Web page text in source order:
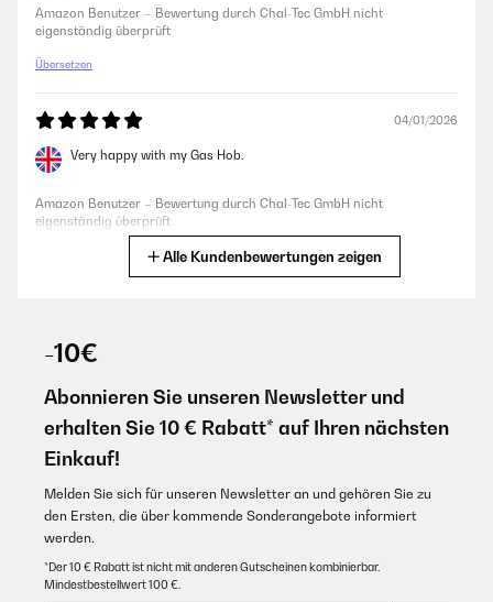
Amazon Benutzer – Bewertung durch Chal-Tec GmbH nicht
eigenständig überprüft
Übersetzen
04/01/2026
Very happy with my Gas Hob.
Amazon Benutzer – Bewertung durch Chal-Tec GmbH nicht
eigenständig überprüft
Esthétique, Puissante, Facile à installer,Bonne qualité du produit,
Rien à redire.À recommander vivement si on aime ce style.
Amazon Benutzer – Bewertung durch Chal-Tec GmbH nicht
eigenständig überprüft
Übersetzen
Doska ako výrobok celkom kvalitný a funkčný. Ale veľký problém
pre prívod plynu. Koleno je špeciálne (musí mať osadenie s
tesnením) - na SK som ho nikde nezohnal a hadice s kolenami
Alle Kundenbewertungen zeigen
-10€
Abonnieren Sie unseren Newsletter und
erhalten Sie 10 € Rabatt* auf Ihren nächsten
Einkauf!
Melden Sie sich für unseren Newsletter an und gehören Sie zu
den Ersten, die über kommende Sonderangebote informiert
werden.
*Der 10 € Rabatt ist nicht mit anderen Gutscheinen kombinierbar.
Mindestbestellwert 100 €.